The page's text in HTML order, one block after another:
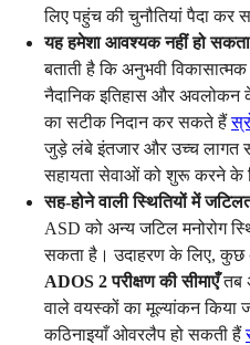
लिए पहुंच की चुनौतियां पैदा कर
यह हमेशा आवश्यक नहीं हो
बताती है कि अनुभवी
नैदानिक इतिहास और अवलोकन
का सटीक निदान कर सकते हैं
जुड़े लंबे इंतजार और उच्च लागत
सहायता सेवाओं को शुरू करने के
सह-होने वाली स्थितियों में
ASD को अन्य जटिल मनोरोग
सकता है। उदाहरण के लिए, कुछ
ADOS 2 परीक्षण की सीमाएँतब
वाले वयस्कों का मूल्यांकन किया
कठिनाइयाँ ओवरलैप हो सकती हैं